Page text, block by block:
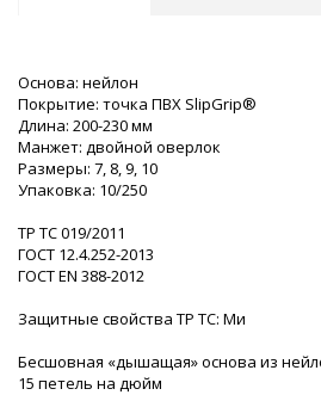
Основа: нейлон
Покрытие: точка ПВХ SlipGrip®
Длина: 200-230 мм
Манжет: двойной оверлок
Размеры: 7, 8, 9, 10
Упаковка: 10/250
ТР ТС 019/2011
ГОСТ 12.4.252-2013
ГОСТ EN 388-2012
Защитные свойства ТР ТС: Ми
Бесшовная «дышащая» основа из
15 петель на дюйм